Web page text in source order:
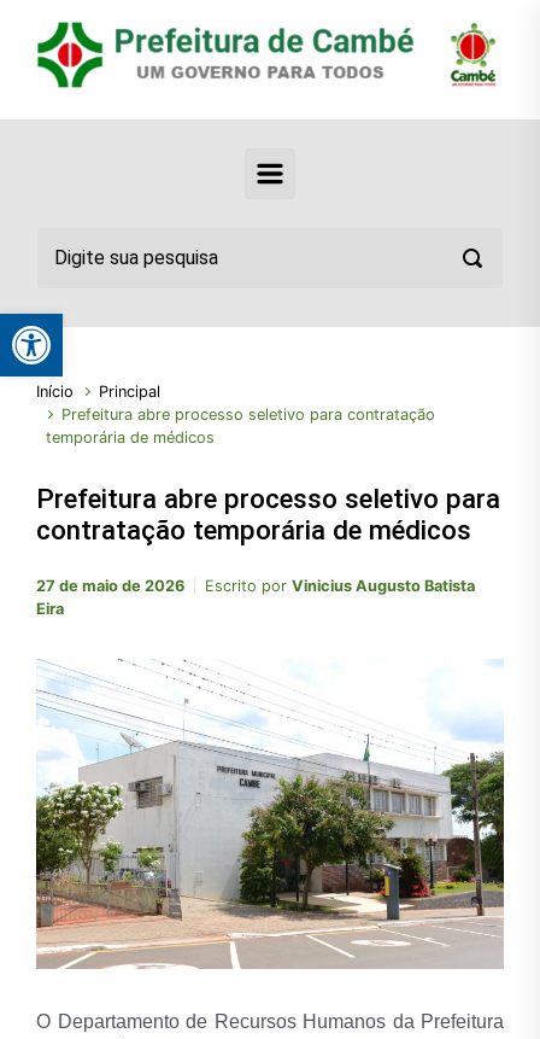
Início
Principal
Prefeitura abre processo seletivo para contratação
temporária de médicos
Prefeitura abre processo seletivo para
contratação temporária de médicos
27 de maio de 2026 Escrito por Vinicius Augusto Batista
Eira
O Departamento de Recursos Humanos da Prefeitura
Abrir a barra de ferramentas